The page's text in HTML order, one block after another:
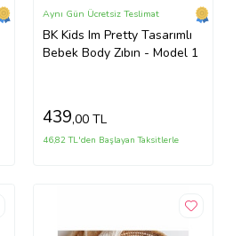
BK Kids Im Pretty Tasarımlı
Bebek Body Zıbın - Model 1
Aynı Gün Ücretsiz Teslimat
439,00 TL
46,82 TL'den Başlayan Taksitlerle